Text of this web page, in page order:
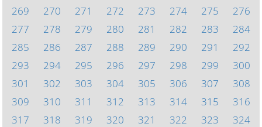
269
270 271 272 273 274 275
276
277
278 279 280 281 282 283
284
285
286 287 288 289 290 291
292
293
294 295 296 297 298 299
300
301
302 303 304 305 306 307
308
309
310 311 312 313 314 315
316
317
318 319 320 321 322 323
324